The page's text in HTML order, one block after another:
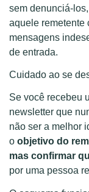
sem denunciá-
aquele remetente
mensagens
de entrada.
Cuidado ao se
Se você recebeu
newsletter que
não ser a melhor
o objetivo do
mas confirmar
por uma pessoa